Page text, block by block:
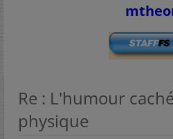
Re : L'humour
physique